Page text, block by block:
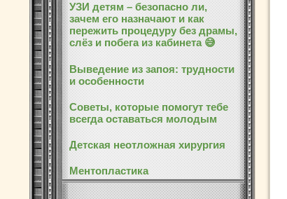
УЗИ детям – безопасно ли,
зачем его назначают и как
пережить процедуру без драмы,
слёз и побега из кабинета 😅
Выведение из запоя: трудности
и особенности
Советы, которые помогут тебе
всегда оставаться молодым
Детская неотложная хирургия
Ментопластика